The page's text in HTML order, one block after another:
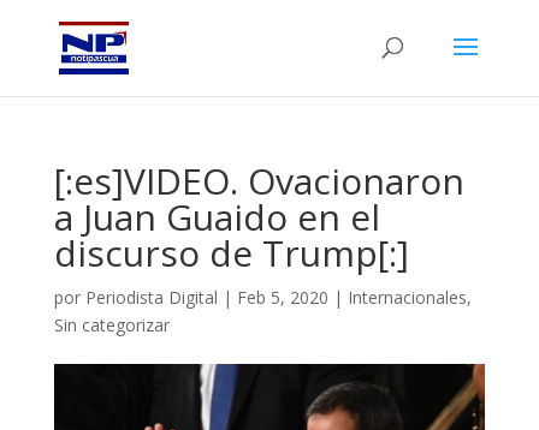
[:es]VIDEO. Ovacionaron
a Juan Guaido en el
discurso de Trump[:]
por Periodista Digital | Feb 5, 2020 | Internacionales,
Sin categorizar